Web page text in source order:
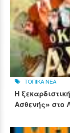
ΤΟΠΙΚΑ ΝΕΑ
Η
Ασθενής» στο